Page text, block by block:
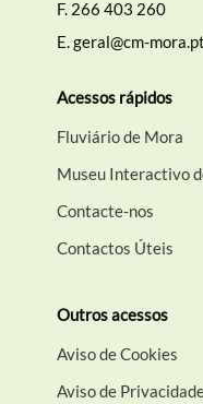
F. 266 403 260
E.geral@cm-mora.pt
Acessos rápidos
Fluviário de Mora
Museu Interactivo
Contacte-nos
Contactos Úteis
Outros acessos
Aviso de Cookies
Aviso de